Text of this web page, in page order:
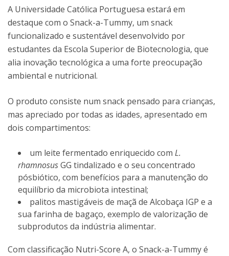
A Universidade Católica Portuguesa estará em
destaque com o Snack-a-Tummy, um snack
funcionalizado e sustentável desenvolvido por
estudantes da Escola Superior de Biotecnologia, que
alia inovação tecnológica a uma forte preocupação
ambiental e nutricional.
O produto consiste num snack pensado para crianças,
mas apreciado por todas as idades, apresentado em
dois compartimentos:
um leite fermentado enriquecido com L.
rhamnosusGG tindalizado e o seu concentrado
pósbiótico, com benefícios para a manutenção do
equilíbrio da microbiota intestinal;
palitos mastigáveis de maçã de Alcobaça IGP e a
sua farinha de bagaço, exemplo de valorização de
subprodutos da indústria alimentar.
Com classificação Nutri-Score A, o Snack-a-Tummy é